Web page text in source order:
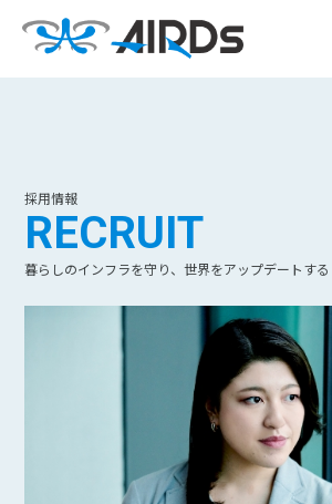
採用情報
RECRUIT
暮らしのインフラを守り、世界をアップデートする